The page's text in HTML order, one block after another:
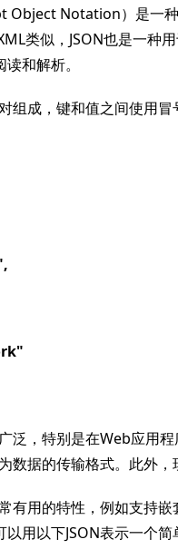
Object Notation）是一
类似，JSON也是一种
和解析。
组成，键和值之间使用
泛，特别是在Web应用
数据的传输格式。此外，
有用的特性，例如支持
用以下JSON表示一个简